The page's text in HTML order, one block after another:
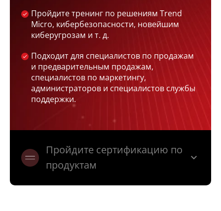
Пройдите тренинг по решениям Trend
Micro, кибербезопасности, новейшим
киберугрозам и т. д.
Подходит для специалистов по продажам
и предварительным продажам,
специалистов по маркетингу,
администраторов и специалистов службы
поддержки.
Пройдите сертификацию по
продуктам
expand_more